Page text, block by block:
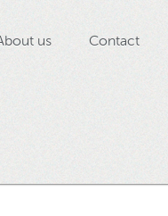
us Contact